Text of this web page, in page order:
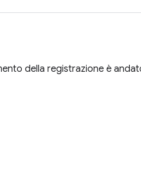
della registrazione è